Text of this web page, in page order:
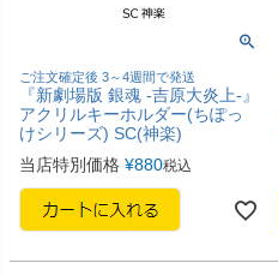
ご注文確定後 3～4週間で発送
『新劇場版 銀魂 -吉原大炎上-』
アクリルキーホルダー(ちぽっ
けシリーズ) SC(神楽)
当店特別価格 ¥880税込